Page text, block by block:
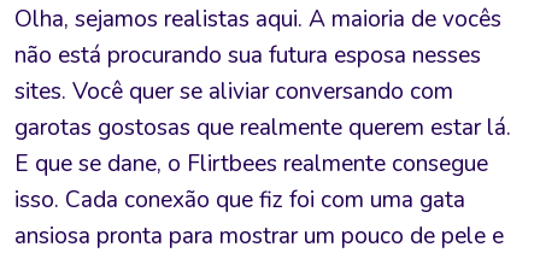
Olha, sejamos realistas aqui. A maioria de vocês
não está procurando sua futura esposa nesses
sites. Você quer se aliviar conversando com
garotas gostosas que realmente querem estar lá.
E que se dane, o Flirtbees realmente consegue
isso. Cada conexão que fiz foi com uma gata
ansiosa pronta para mostrar um pouco de pele e